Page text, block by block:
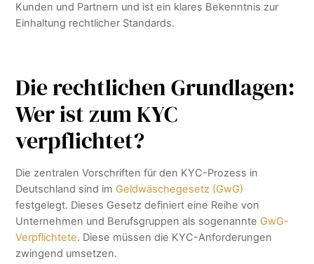
Kunden und Partnern und ist ein klares Bekenntnis zur
Einhaltung rechtlicher Standards.
Die rechtlichen Grundlagen:
Wer ist zum KYC
verpflichtet?
Die zentralen Vorschriften für den KYC-Prozess in
Deutschland sind im Geldwäschegesetz (GwG)
festgelegt. Dieses Gesetz definiert eine Reihe von
Unternehmen und Berufsgruppen als sogenannte GwG-
Verpflichtete. Diese müssen die KYC-Anforderungen
zwingend umsetzen.